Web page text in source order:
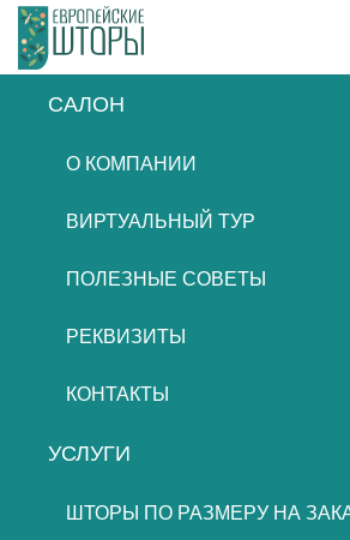
САЛОН
О КОМПАНИИ
ВИРТУАЛЬНЫЙ ТУР
ПОЛЕЗНЫЕ СОВЕТЫ
РЕКВИЗИТЫ
КОНТАКТЫ
УСЛУГИ
ШТОРЫ ПО РАЗМЕРУ НА